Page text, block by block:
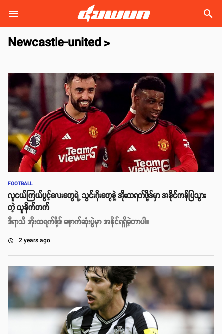
search
Newcastle-united>
FOOTBALL
လူငယ်ကြယ်ပွင့်လေးတွေရဲ့ သွင်းဂိုးတွေနဲ့ အိုးထရက်ဖို့ဒ်မှာ အနိုင်ကန်ပြသွား
တဲ့ ယူနိုက်တက်
ဒီရာသီ အိုးထရက်ဖို့ဒ် နောက်ဆုံးပွဲမှာ အနိုင်ရရှိခဲ့တာပါ။
access_time 2 years ago